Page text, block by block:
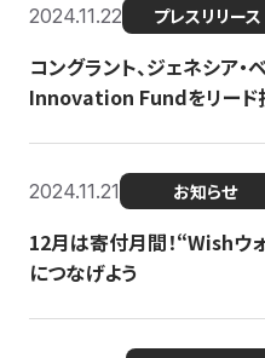
2024.11.22 プレスリリース
コングラント、ジェネシア
Innovation Fundをリード
2024.11.21 お知らせ
12月は寄付月間！“Wishウ
につなげよう